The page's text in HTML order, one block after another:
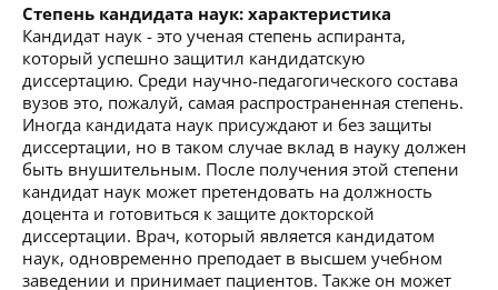
Степень кандидата наук: характеристика
Кандидат наук - это ученая степень аспиранта,
который успешно защитил кандидатскую
диссертацию. Среди научно-педагогического состава
вузов это, пожалуй, самая распространенная степень.
Иногда кандидата наук присуждают и без защиты
диссертации, но в таком случае вклад в науку должен
быть внушительным. После получения этой степени
кандидат наук может претендовать на должность
доцента и готовиться к защите докторской
диссертации. Врач, который является кандидатом
наук, одновременно преподает в высшем учебном
заведении и принимает пациентов. Также он может